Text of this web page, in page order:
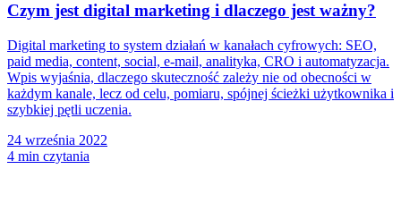
Czym jest digital marketing i dlaczego jest ważny?
Digital marketing to system działań w kanałach cyfrowych: SEO,
paid media, content, social, e-mail, analityka, CRO i automatyzacja.
Wpis wyjaśnia, dlaczego skuteczność zależy nie od obecności w
każdym kanale, lecz od celu, pomiaru, spójnej ścieżki użytkownika i
szybkiej pętli uczenia.
24 września 2022
4 min czytania